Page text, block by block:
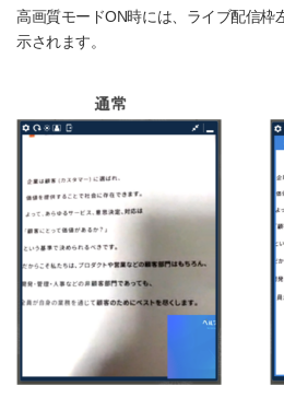
高画質モードON時には、ライブ配信枠
示されます。